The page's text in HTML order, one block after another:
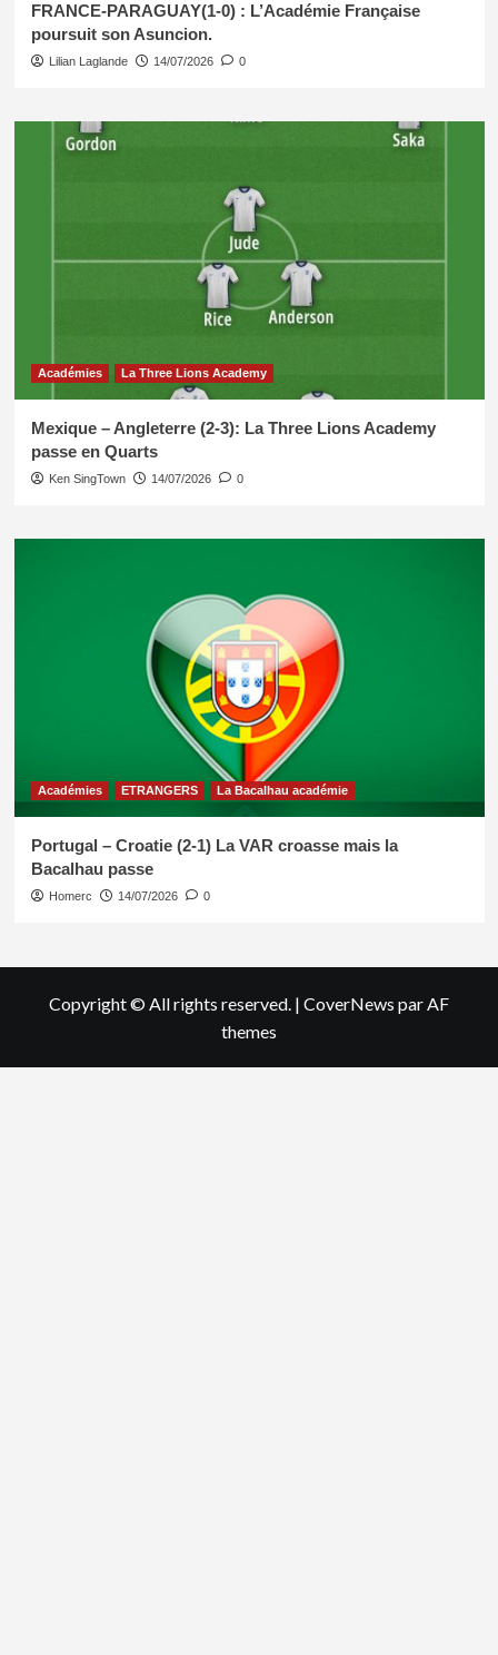
FRANCE-PARAGUAY(1-0) : L’Académie Française
poursuit son Asuncion.
Lilian Laglande 14/07/2026 0
Académies La Three Lions Academy
Mexique – Angleterre (2-3): La Three Lions Academy
passe en Quarts
Ken SingTown 14/07/2026 0
Académies ETRANGERS La Bacalhau académie
Portugal – Croatie (2-1) La VAR croasse mais la
Bacalhau passe
Homerc 14/07/2026 0
Copyright © All rights reserved. | CoverNews par AF
themes